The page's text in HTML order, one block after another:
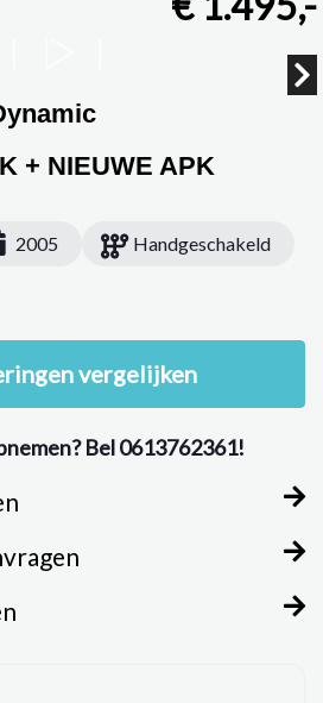
+ NIEUWE APK
2005
Handgeschakeld
vergelijken
Bel 0613762361!